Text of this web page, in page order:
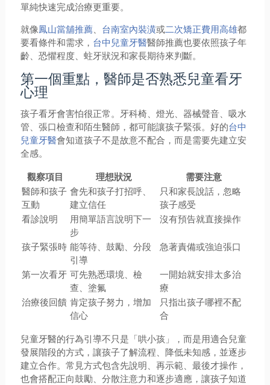
單純快速完成治療更重要。
就像鳳山當舖推薦、 台南室內裝潢或二次矯正費用高雄都
要看條件和需求， 台中兒童牙醫醫師推薦也要依照孩子年
齡、恐懼程度、蛀牙狀況和家長期待來判斷。
第一個重點，醫師是否熟悉兒童看牙
心理
孩子看牙會害怕很正常。牙科椅、燈光、器械聲音、吸水
管、張口檢查和陌生醫師，都可能讓孩子緊張。好的台中
兒童牙醫會知道孩子不是故意不配合，而是需要先建立安
全感。
觀察項目
理想狀況
需要注意
醫師和孩子
互動
會先和孩子打招呼、
建立信任
只和家長說話，忽略
孩子感受
看診說明
用簡單語言說明下一
步
沒有預告就直接操作
孩子緊張時 能等待、鼓勵、分段
引導
急著責備或強迫張口
第一次看牙 可先熟悉環境、檢
查、塗氟
一開始就安排太多治
療
治療後回饋 肯定孩子努力，增加
信心
只指出孩子哪裡不配
合
兒童牙醫的行為引導不只是「哄小孩」，而是用適合兒童
發展階段的方式，讓孩子了解流程、降低未知感，並逐步
建立合作。常見方式包含先說明、再示範、最後才操作，
也會搭配正向鼓勵、分散注意力和逐步適應，讓孩子知道